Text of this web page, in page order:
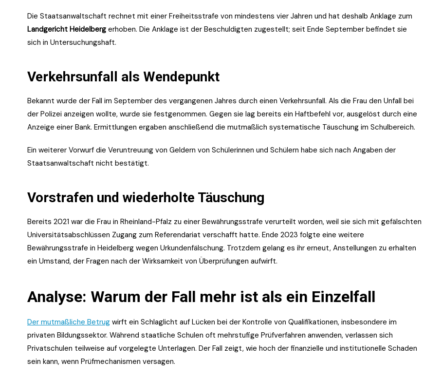
Die Staatsanwaltschaft rechnet mit einer Freiheitsstrafe von mindestens vier Jahren und hat deshalb Anklage zum
Landgericht Heidelberg erhoben. Die Anklage ist der Beschuldigten zugestellt; seit Ende September befindet sie
sich in Untersuchungshaft.
Verkehrsunfall als Wendepunkt
Bekannt wurde der Fall im September des vergangenen Jahres durch einen Verkehrsunfall. Als die Frau den Unfall bei
der Polizei anzeigen wollte, wurde sie festgenommen. Gegen sie lag bereits ein Haftbefehl vor, ausgelöst durch eine
Anzeige einer Bank. Ermittlungen ergaben anschließend die mutmaßlich systematische Täuschung im Schulbereich.
Ein weiterer Vorwurf die Veruntreuung von Geldern von Schülerinnen und Schülern habe sich nach Angaben der
Staatsanwaltschaft nicht bestätigt.
Vorstrafen und wiederholte Täuschung
Bereits 2021 war die Frau in Rheinland-Pfalz zu einer Bewährungsstrafe verurteilt worden, weil sie sich mit gefälschten
Universitätsabschlüssen Zugang zum Referendariat verschafft hatte. Ende 2023 folgte eine weitere
Bewährungsstrafe in Heidelberg wegen Urkundenfälschung. Trotzdem gelang es ihr erneut, Anstellungen zu erhalten
ein Umstand, der Fragen nach der Wirksamkeit von Überprüfungen aufwirft.
Analyse: Warum der Fall mehr ist als ein Einzelfall
Der mutmaßliche Betrug wirft ein Schlaglicht auf Lücken bei der Kontrolle von Qualifikationen, insbesondere im
privaten Bildungssektor. Während staatliche Schulen oft mehrstufige Prüfverfahren anwenden, verlassen sich
Privatschulen teilweise auf vorgelegte Unterlagen. Der Fall zeigt, wie hoch der finanzielle und institutionelle Schaden
sein kann, wenn Prüfmechanismen versagen.